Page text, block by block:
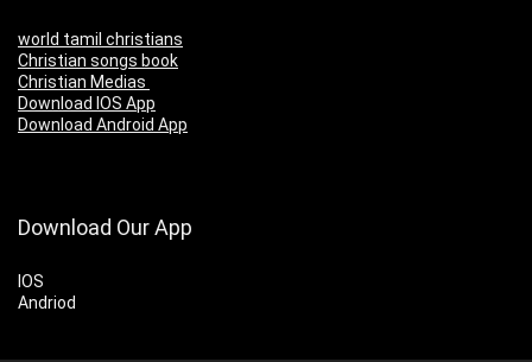
world tamil christians
Christian songs book
Christian Medias
Download IOS App
Download Android App
Download Our App
IOS
Andriod